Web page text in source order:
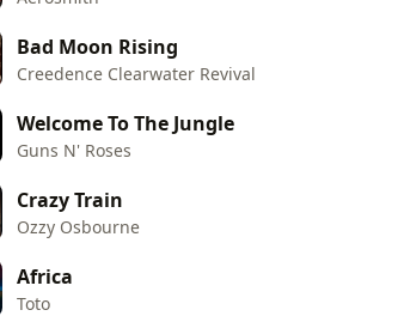
Bad Moon Rising
Creedence Clearwater Revival
Welcome To The Jungle
Guns N' Roses
Crazy Train
Ozzy Osbourne
Africa
Toto